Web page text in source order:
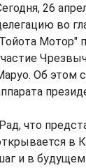
26
во
Мотор"
Об этом
что
в
и в